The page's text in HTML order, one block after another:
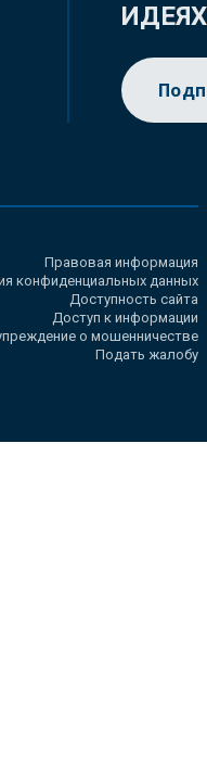
ИДЕЯХ
Правовая информация
конфиденциальных данных
Доступность сайта
Доступ к информации
о мошенничестве
Подать жалобу